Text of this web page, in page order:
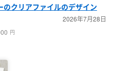
クリアファイルのデザイン
2026年7月28日
円